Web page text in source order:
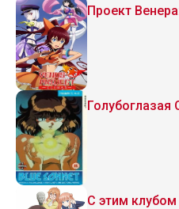
Проект
Голубоглазая
С этим клубом